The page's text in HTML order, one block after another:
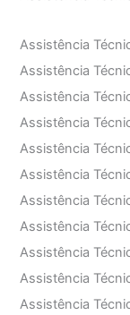
Assistência
Assistência
Assistência
Assistência
Assistência
Assistência
Assistência
Assistência
Assistência
Assistência
Assistência